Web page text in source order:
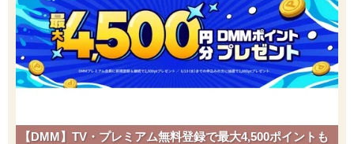
【DMM】TV・プレミアム無料登録で最大4,500ポイントも